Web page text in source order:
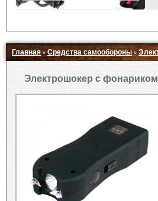
Главная»Средства самообороны »
Электрошокер с